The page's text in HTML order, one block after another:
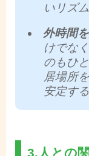
いリズ
外時間
けでな
のもひ
居場所
安定す
3.人との